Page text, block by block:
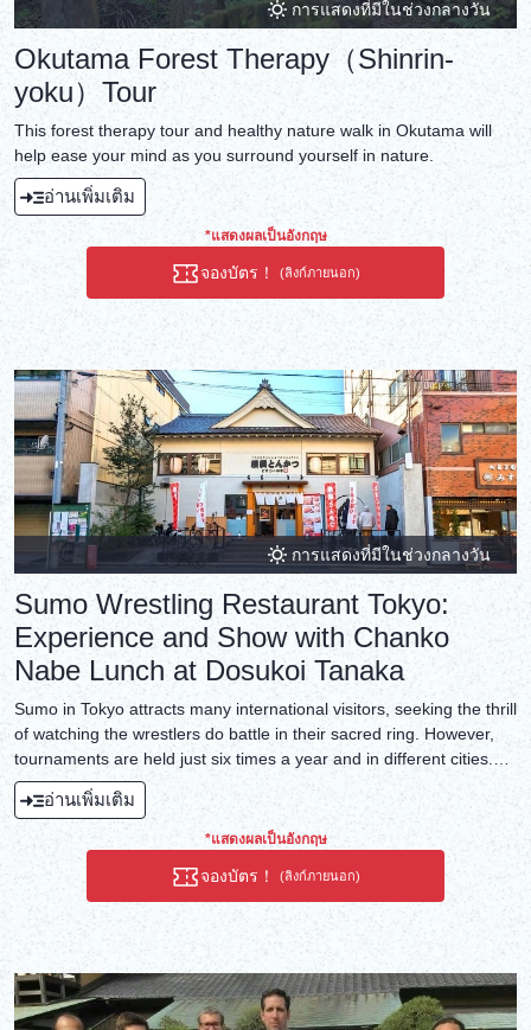
การแสดงที่มีในช่วงกลางวัน
Okutama Forest Therapy（Shinrin-
yoku）Tour
This forest therapy tour and healthy nature walk in Okutama will
help ease your mind as you surround yourself in nature.
อ่านเพิ่มเติม
*แสดงผลเป็นอังกฤษ
จองบัตร！ (ลิงก์ภายนอก)
การแสดงที่มีในช่วงกลางวัน
Sumo Wrestling Restaurant Tokyo:
Experience and Show with Chanko
Nabe Lunch at Dosukoi Tanaka
Sumo in Tokyo attracts many international visitors, seeking the thrill
of watching the wrestlers do battle in their sacred ring. However,
tournaments are held just six times a year and in different cities.
You might watch their morning practice instead, but this is not
year-round either, and may not include any bouts.
อ่านเพิ่มเติม
*แสดงผลเป็นอังกฤษ
จองบัตร！ (ลิงก์ภายนอก)